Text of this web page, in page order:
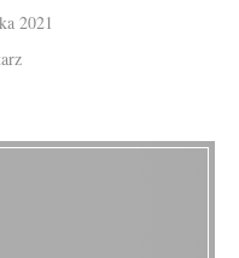
2021